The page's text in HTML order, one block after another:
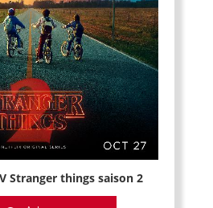
Stranger things saison 2